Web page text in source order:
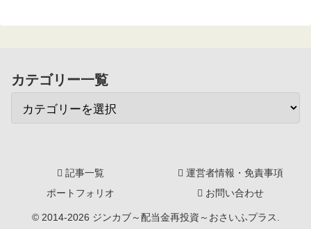
カテゴリー一覧
記事一覧
運営者情報・免責事項
ポートフォリオ
お問い合わせ
© 2014-2026 ジンカブ～配当金再投資～おさいふプラス.